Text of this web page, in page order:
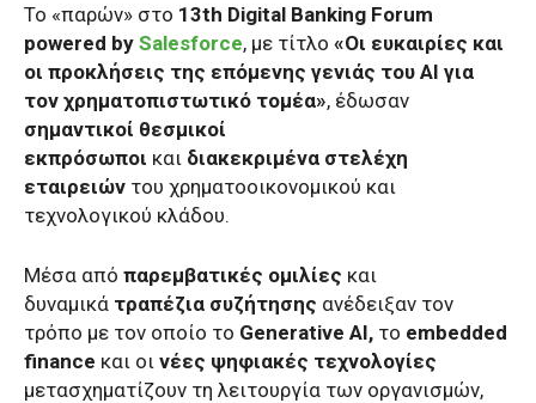
Το «παρών» στο 13th Digital Banking Forum
powered by Salesforce, με τίτλο «Οι ευκαιρίες και
οι προκλήσεις της επόμενης γενιάς του ΑΙ για
τον χρηματοπιστωτικό τομέα», έδωσαν
σημαντικοί θεσμικοί
εκπρόσωποι και διακεκριμένα στελέχη
εταιρειών του χρηματοοικονομικού και
τεχνολογικού κλάδου.
Μέσα από παρεμβατικές ομιλίες και
δυναμικά τραπέζια συζήτησης ανέδειξαν τον
τρόπο με τον οποίο το Generative AI, το embedded
finance και οι νέες ψηφιακές τεχνολογίες
μετασχηματίζουν τη λειτουργία των οργανισμών,